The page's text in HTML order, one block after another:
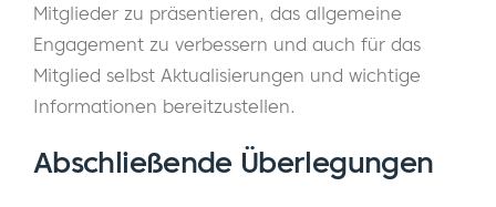
Mitglieder zu präsentieren, das allgemeine
Engagement zu verbessern und auch für das
Mitglied selbst Aktualisierungen und wichtige
Informationen bereitzustellen.
Abschließende Überlegungen